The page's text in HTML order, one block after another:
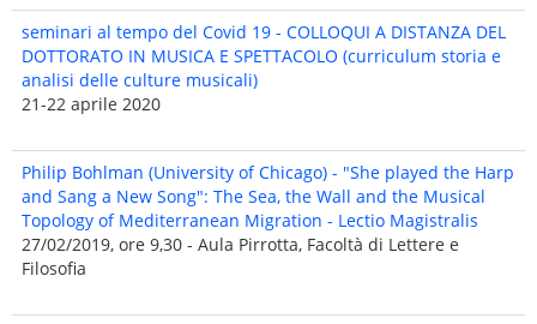
seminari al tempo del Covid 19 - COLLOQUI A DISTANZA DEL
DOTTORATO IN MUSICA E SPETTACOLO (curriculum storia e
analisi delle culture musicali)
21-22 aprile 2020
Philip Bohlman (University of Chicago) - "She played the Harp
and Sang a New Song": The Sea, the Wall and the Musical
Topology of Mediterranean Migration - Lectio Magistralis
27/02/2019, ore 9,30 - Aula Pirrotta, Facoltà di Lettere e
Filosofia